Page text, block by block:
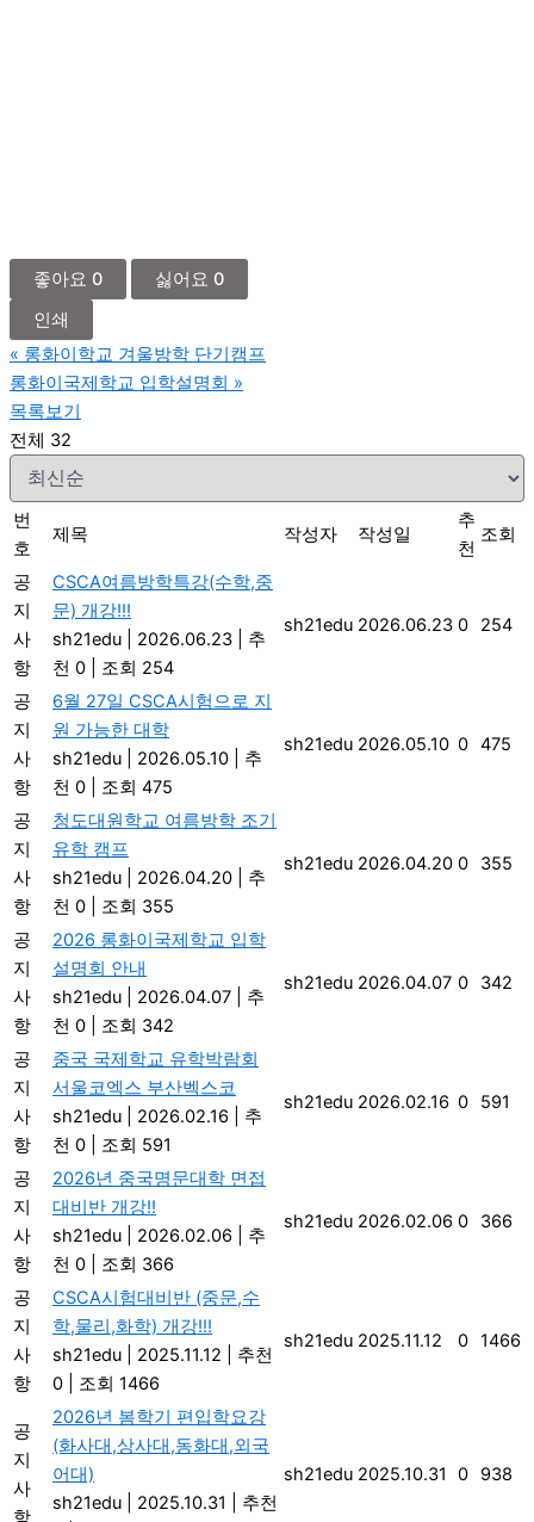
좋아요 0 싫어요 0
인쇄
« 롱화이학교 겨울방학 단기캠프
롱화이국제학교 입학설명회 »
목록보기
전체 32
번
호
제목 작성자 작성일
추
천
조회
공
지
사
항
CSCA여름방학특강(수학,중
문) 개강!!!
sh21edu
2026.06.23
추
천 0
조회 254
sh21edu 2026.06.23 0 254
공
지
사
항
6월 27일 CSCA시험으로 지
원 가능한 대학
sh21edu
2026.05.10
추
천 0
조회 475
sh21edu 2026.05.10 0 475
공
지
사
항
청도대원학교 여름방학 조기
유학 캠프
sh21edu
2026.04.20
추
천 0
조회 355
sh21edu 2026.04.20 0 355
공
지
사
항
2026 롱화이국제학교 입학
설명회 안내
sh21edu
2026.04.07
추
천 0
조회 342
sh21edu 2026.04.07 0 342
공
지
사
항
중국 국제학교 유학박람회
서울코엑스 부산벡스코
sh21edu
2026.02.16
추
천 0
조회 591
sh21edu 2026.02.16 0 591
공
지
사
항
2026년 중국명문대학 면접
대비반 개강!!
sh21edu
2026.02.06
추
천 0
조회 366
sh21edu 2026.02.06 0 366
공
지
사
항
CSCA시험대비반 (중문,수
학,물리,화학) 개강!!!
sh21edu
2025.11.12
추천
0
조회 1466
sh21edu 2025.11.12 0 1466
공
지
사
2026년 봄학기 편입학요강
(화사대,상사대,동화대,외국
어대)
sh21edu
2025.10.31
추천
sh21edu 2025.10.31 0 938